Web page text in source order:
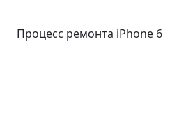
Процесс ремонта iPhone 6